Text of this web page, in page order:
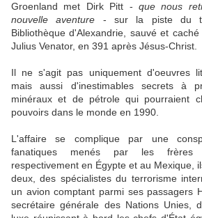
Groenland met Dirk Pitt - que nous
nouvelle aventure - sur la piste du
Bibliothèque d'Alexandrie, sauvé et
Julius Venator, en 391 après Jésus-Christ.
Il ne s'agit pas uniquement d'oeuvres
mais aussi d'inestimables secrets à
minéraux et de pétrole qui pourraient
pouvoirs dans le monde en 1990.
L'affaire se complique par une
fanatiques menés par les frères
respectivement en Égypte et au Mexique,
deux, des spécialistes du terrorisme
un avion comptant parmi ses passagers
secrétaire générale des Nations Unies,